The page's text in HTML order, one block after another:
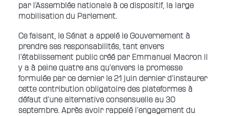
par l’Assemblée nationale à ce dispositif, la large
mobilisation du Parlement.
Ce faisant, le Sénat a appelé le Gouvernement à
prendre ses responsabilités, tant envers
l’établissement public créé par Emmanuel Macron il
y a à peine quatre ans qu’envers la promesse
formulée par ce dernier le 21 juin dernier d’instaurer
cette contribution obligatoire des plateformes à
défaut d’une alternative consensuelle au 30
septembre. Après avoir rappelé l’engagement du